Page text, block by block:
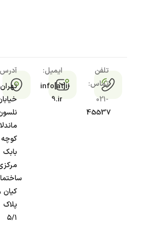
تلفن
تماس:
021-
45537
ایمیل:
info[at]i-
9.ir
کوچه
بابک
کیان ،
پلاک
۵/۱